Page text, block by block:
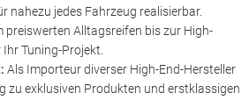
nahezu jedes Fahrzeug realisierbar.
preiswerten Alltagsreifen bis zur High-
Tuning-Projekt.
Als Importeur diverser High-End-Hersteller
zu exklusiven Produkten und erstklassigen